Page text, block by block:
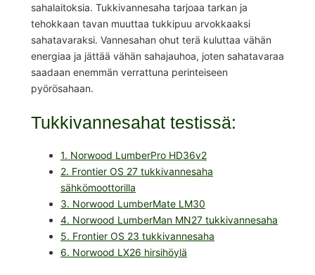
sahalaitoksia. Tukkivannesaha tarjoaa tarkan ja
tehokkaan tavan muuttaa tukkipuu arvokkaaksi
sahatavaraksi. Vannesahan ohut terä kuluttaa vähän
energiaa ja jättää vähän sahajauhoa, joten sahatavaraa
saadaan enemmän verrattuna perinteiseen
pyörösahaan.
Tukkivannesahat testissä:
1. Norwood LumberPro HD36v2
2. Frontier OS 27 tukkivannesaha
sähkömoottorilla
3. Norwood LumberMate LM30
4. Norwood LumberMan MN27 tukkivannesaha
5. Frontier OS 23 tukkivannesaha
6. Norwood LX26 hirsihöylä